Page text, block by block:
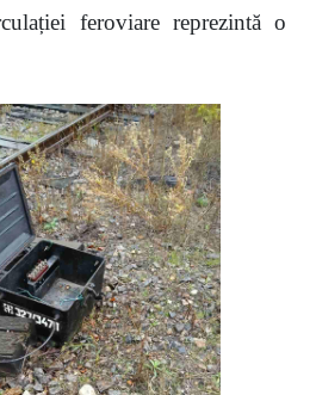
feroviare reprezintă o